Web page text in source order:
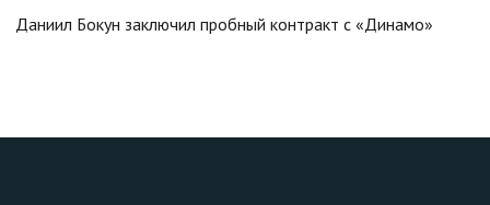
Даниил Бокун заключил пробный контракт с «Динамо»